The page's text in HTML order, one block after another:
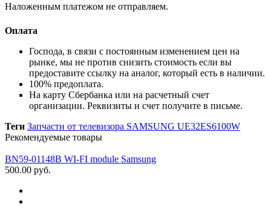
Наложенным платежом не отправляем.
Оплата
Господа, в связи с постоянным изменением цен на
рынке, мы не против снизить стоимость если вы
предоставите ссылку на аналог, который есть в наличии.
100% предоплата.
На карту Сбербанка или на расчетный счет
организации. Реквизиты и счет получите в письме.
Теги Запчасти от телевизора SAMSUNG UE32ES6100W
Рекомендуемые товары
BN59-01148B WI-FI module Samsung
500.00 руб.